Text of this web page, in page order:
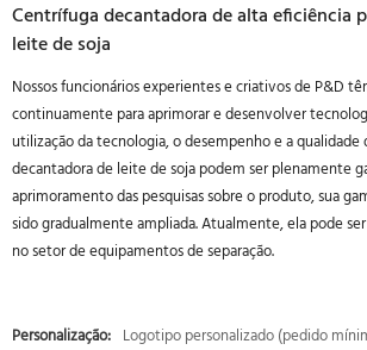
Centrífuga decantadora de alta eficiência
leite de soja
Nossos funcionários experientes e criativos de P&D
continuamente para aprimorar e desenvolver
utilização da tecnologia, o desempenho e a qualidade
decantadora de leite de soja podem ser plenamente
aprimoramento das pesquisas sobre o produto, sua
sido gradualmente ampliada. Atualmente, ela pode
no setor de equipamentos de separação.
Personalização: Logotipo personalizado (pedido